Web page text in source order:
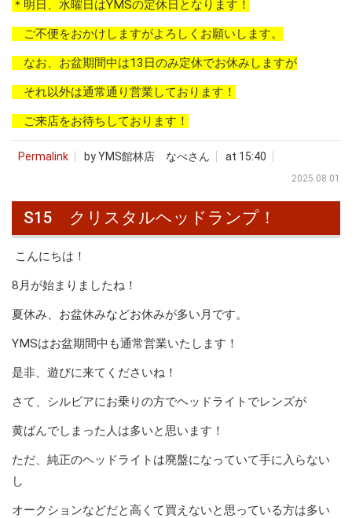
＊明日、水曜日はYMSの定休日となります！
ご不便をおかけしますがよろしくお願いします。
なお、お盆期間中は13日のみ定休でお休みしますが
それ以外は通常通り営業しております！
ご来店をお待ちしております！
Permalink by YMS館林店 なべさん at 15:40
2025.08.01
S15 クリスタルヘッドランプ！
こんにちは！
8月が始まりましたね！
夏休み、お盆休みなどお休みが多い月です。
YMSはお盆期間中も通常営業いたします！
是非、遊びに来てくださいね！
さて、シルビアにお乗りの方でヘッドライトでレンズが
黄ばんでしまった人は多いと思います！
ただ、純正のヘッドライトは廃盤になっていて手に入らない
し
オークションなどだと高くて買えないと思っている方は多い